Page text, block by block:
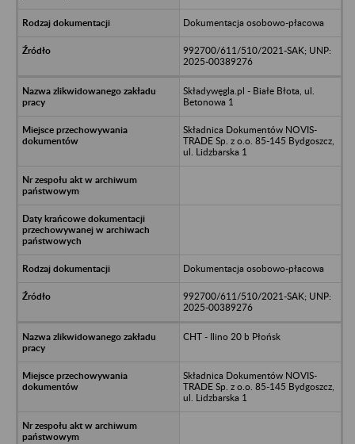
Dokumentacja osobowo-płacowa
992700/611/510/2021-SAK; UNP:
2025-00389276
Składywęgla.pl - Białe Błota, ul.
Betonowa 1
Składnica Dokumentów NOVIS-
TRADE Sp. z o.o. 85-145 Bydgoszcz,
ul. Lidzbarska 1
Dokumentacja osobowo-płacowa
992700/611/510/2021-SAK; UNP:
2025-00389276
CHT - Ilino 20 b Płońsk
Składnica Dokumentów NOVIS-
TRADE Sp. z o.o. 85-145 Bydgoszcz,
ul. Lidzbarska 1